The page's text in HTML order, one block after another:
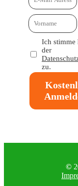
Ich stimme
der
zu.
©